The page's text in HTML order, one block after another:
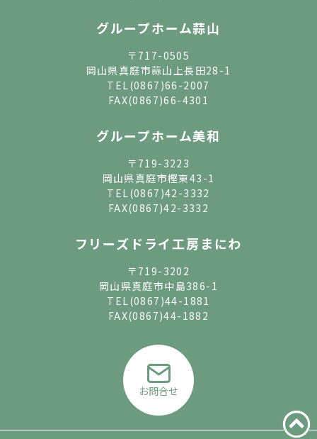
グループホーム蒜山
〒717-0505
岡山県真庭市蒜山上長田28-1
TEL (0867)66-2007
FAX(0867)66-4301
グループホーム美和
〒719-3223
岡山県真庭市樫東43-1
TEL (0867)42-3332
FAX(0867)42-3332
フリーズドライ工房まにわ
〒719-3202
岡山県真庭市中島386-1
TEL (0867)44-1881
FAX(0867)44-1882
お問合せ